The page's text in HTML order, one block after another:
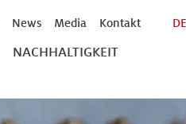
News Media Kontakt DE
NACHHALTIGKEIT